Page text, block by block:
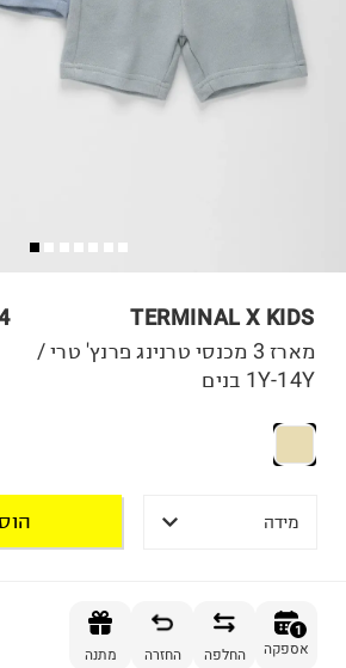
TERMINAL X KIDS
מארז 3 מכנסי טרנינג פרנץ' טרי /
1Y-14Y בנים
מידה
1
אספקה החלפה החזרה מתנה